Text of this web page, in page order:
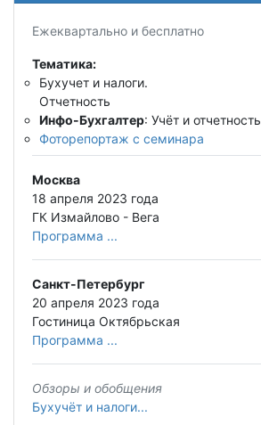
Ежеквартально и бесплатно
Тематика:
Бухучет и налоги.
Отчетность
Инфо-Бухгалтер: Учёт и отчетность
Фоторепортаж с семинара
Москва
18 апреля 2023 года
ГК Измайлово - Вега
Программа ...
Санкт-Петербург
20 апреля 2023 года
Гостиница Октябрьская
Программа ...
Обзоры и обобщения
Бухучёт и налоги...